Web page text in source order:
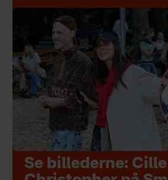
Se billederne: